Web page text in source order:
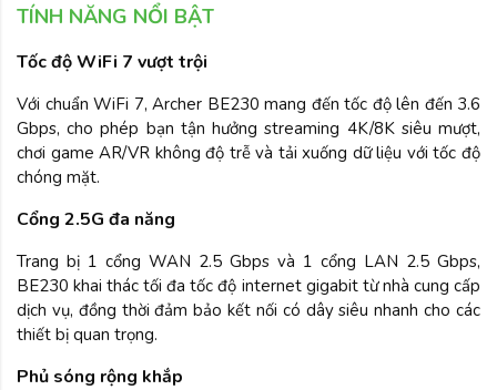
TÍNH NĂNG NỔI BẬT
Tốc độ WiFi 7 vượt trội
Với chuẩn WiFi 7, Archer BE230 mang đến tốc độ lên đến 3.6
Gbps, cho phép bạn tận hưởng streaming 4K/8K siêu mượt,
chơi game AR/VR không độ trễ và tải xuống dữ liệu với tốc độ
chóng mặt.
Cổng 2.5G đa năng
Trang bị 1 cổng WAN 2.5 Gbps và 1 cổng LAN 2.5 Gbps,
BE230 khai thác tối đa tốc độ internet gigabit từ nhà cung cấp
dịch vụ, đồng thời đảm bảo kết nối có dây siêu nhanh cho các
thiết bị quan trọng.
Phủ sóng rộng khắp